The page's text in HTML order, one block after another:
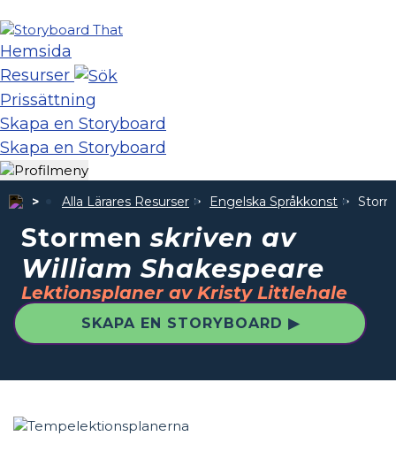
Hemsida
Resurser
Prissättning
Skapa en Storyboard
Skapa en Storyboard
Alla Lärares Resurser Engelska Språkkonst
Stormenskriven av
William Shakespeare
Lektionsplaner av Kristy Littlehale
SKAPA EN STORYBOARD ▶